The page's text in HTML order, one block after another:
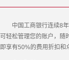
中国工商银行连续8年
可轻松管理您的账户，随
即享有50%的费用折扣和